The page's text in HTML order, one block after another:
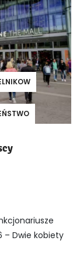
Dwie kobiety